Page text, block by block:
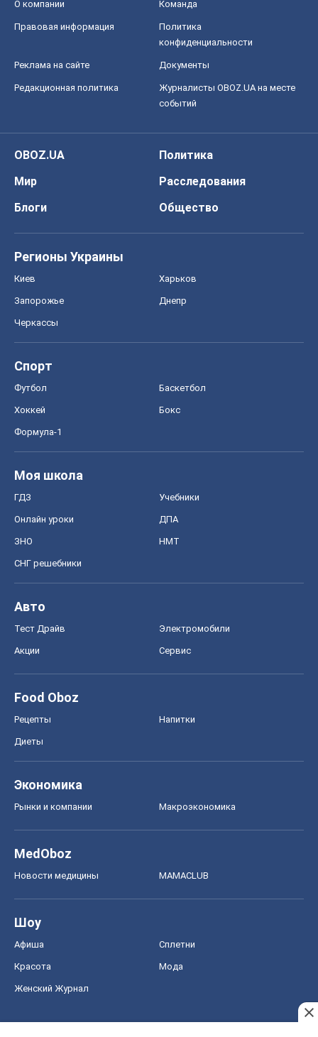
О компании Команда
Правовая информация
Политика
конфиденциальности
Реклама на сайте Документы
Редакционная политика
Журналисты OBOZ.UA на месте
событий
OBOZ.UA
Политика
Мир
Расследования
Блоги
Общество
Регионы Украины
Киев Харьков
Запорожье Днепр
Черкассы
Спорт
Футбол Баскетбол
Хоккей Бокс
Формула-1
Моя школа
ГДЗ Учебники
Онлайн уроки ДПА
ЗНО НМТ
СНГ решебники
Авто
Тест Драйв Электромобили
Акции Сервис
Food Oboz
Рецепты Напитки
Диеты
Экономика
Рынки и компании Mакроэкономика
MedOboz
Новости медицины MAMACLUB
Шоу
Афиша Сплетни
Красота Мода
Женский Журнал